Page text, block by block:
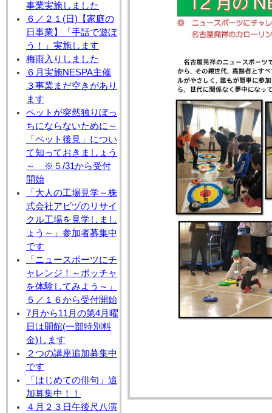
事業実施しました
６／２１(日)【家庭の
日事業】「手話で遊ぼ
う！」実施します
梅雨入りしました
６月実施NESPA主催
３事業まだ空きがあり
ます
ペットが突然独りぼっ
ちにならないために～
「ペット後見」につい
て知っておきましょう
～ ※５/31から受付
開始
「大人の工場見学～株
式会社アビヅのリサイ
クル工場を見学しまし
ょう～」参加者募集中
です
「ニュースポーツにチ
ャレンジ！～ボッチャ
を体験してみよう～」
５／１６から受付開始
7月から11月の第4月曜
日は開館(一部特別料
金)します
２つの講座追加募集中
です
「はじめての俳句」追
加募集中！！
４月２３日午後尺八演